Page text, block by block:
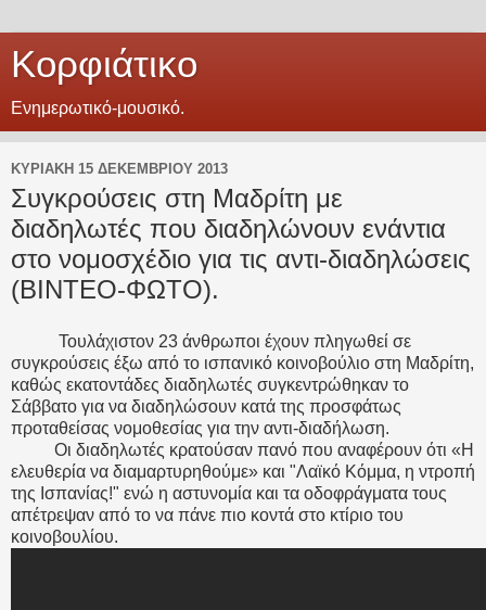
Κορφιάτικο
Eνημερωτικό-μουσικό.
ΚΥΡΙΑΚΉ 15 ΔΕΚΕΜΒΡΊΟΥ 2013
Συγκρούσεις στη Μαδρίτη με
διαδηλωτές που διαδηλώνουν ενάντια
στο νομοσχέδιο για τις αντι-διαδηλώσεις
(ΒΙΝΤΕΟ-ΦΩΤΟ).
Τουλάχιστον 23 άνθρωποι έχουν πληγωθεί σε
συγκρούσεις έξω από το ισπανικό κοινοβούλιο στη Μαδρίτη,
καθώς εκατοντάδες διαδηλωτές συγκεντρώθηκαν το
Σάββατο για να διαδηλώσουν κατά της προσφάτως
προταθείσας νομοθεσίας για την αντι-διαδήλωση.
Οι διαδηλωτές κρατούσαν πανό που αναφέρουν ότι «Η
ελευθερία να διαμαρτυρηθούμε» και "Λαϊκό Κόμμα, η ντροπή
της Ισπανίας!" ενώ η αστυνομία και τα οδοφράγματα τους
απέτρεψαν από το να πάνε πιο κοντά στο κτίριο του
κοινοβουλίου.